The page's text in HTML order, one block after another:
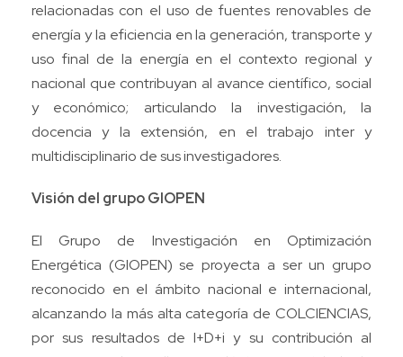
relacionadas con el uso de fuentes renovables de
energía y la eficiencia en la generación, transporte y
uso final de la energía en el contexto regional y
nacional que contribuyan al avance científico, social
y económico; articulando la investigación, la
docencia y la extensión, en el trabajo inter y
multidisciplinario de sus investigadores.
Visión del grupo GIOPEN
El Grupo de Investigación en Optimización
Energética (GIOPEN) se proyecta a ser un grupo
reconocido en el ámbito nacional e internacional,
alcanzando la más alta categoría de COLCIENCIAS,
por sus resultados de I+D+i y su contribución al